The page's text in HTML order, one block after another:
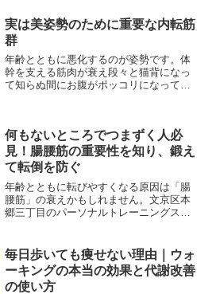
実は美姿勢のために重要な内転筋
群
年齢とともに悪化するのが姿勢です。体
幹を支える筋肉が衰え段々と猫背になっ
て知らぬ間にお腹がポッコリになってい
何もないところでつまずく人必
見！腸腰筋の重要性を知り、鍛え
て転倒を防ぐ
年齢とともに転びやすくなる原因は「腸
腰筋」の衰えかもしれません。文京区本
郷三丁目のパーソナルトレーニングスタ
毎日歩いても痩せない理由｜ウォ
ーキングの本当の効果と代謝改善
の使い方